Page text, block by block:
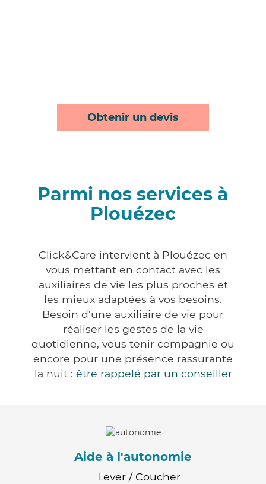
Obtenir un devis
Parmi nos services à
Plouézec
Click&Care intervient à Plouézec en
vous mettant en contact avec les
auxiliaires de vie les plus proches et
les mieux adaptées à vos besoins.
Besoin d'une auxiliaire de vie pour
réaliser les gestes de la vie
quotidienne, vous tenir compagnie ou
encore pour une présence rassurante
la nuit : être rappelé par un conseiller
Aide à l'autonomie
Lever / Coucher